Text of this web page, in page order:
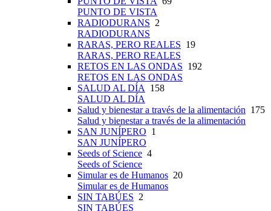
PUNTO DE VISTA
RADIODURANS 2
RADIODURANS
RARAS, PERO REALES 19
RARAS, PERO REALES
RETOS EN LAS ONDAS 192
RETOS EN LAS ONDAS
SALUD AL DÍA
158
SALUD AL DÍA
Salud y bienestar a través de la alimentación 175
Salud y bienestar a través de la alimentación
SAN JUNÍPERO 1
SAN JUNÍPERO
Seeds of Science 4
Seeds of Science
Simular es de Humanos 20
Simular es de Humanos
SIN TABÚES 2
SIN TABÚES